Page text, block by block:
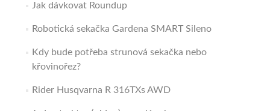
Jak dávkovat Roundup
Robotická sekačka Gardena SMART Sileno
Kdy bude potřeba strunová sekačka nebo
křovinořez?
Rider Husqvarna R 316TXs AWD